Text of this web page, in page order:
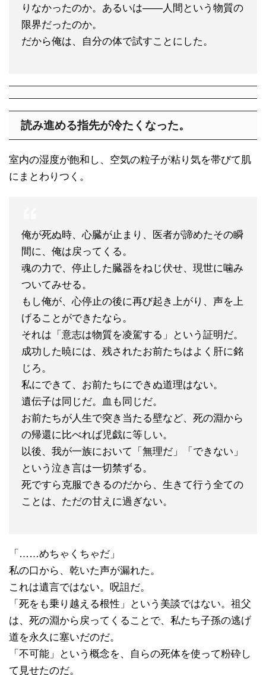
りなかったのか。あるいは——人間という物質の
限界だったのか。
だから俺は、自分の体で試すことにした。
読み進める指先が冷たくなった。
室内の湿度が飽和し、空気の粒子が粘り気を帯びて肌
にまとわりつく。
俺が死ぬ時、心臓が止まり、医者が諦めたその瞬
間に、俺は戻ってくる。
魂の力で、停止した臓器をねじ伏せ、現世に噛み
ついてみせる。
もし俺が、心停止の後に再び起き上がり、声を上
げることができたなら。
それは「意志は物質を凌駕する」という証明だ。
成功した暁には、残されたお前たちはよく肝に銘
じろ。
私にできて、お前たちにできぬ道理はない。
遺伝子は同じだ。血も同じだ。
お前たちが人生で突き当たる壁など、死の淵から
の帰還に比べれば児戯に等しい。
以後、我が一族において「無理だ」「できない」
という泣き言は一切禁ずる。
死ですら克服できるのだから、生きて行う全ての
ことは、ただの甘えに過ぎない。
「……めちゃくちゃだ」
私の口から、乾いた声が漏れた。
これは遺言ではない。呪詛だ。
「死をも乗り越える根性」という美談ではない。祖父
は、死の淵から戻ってくることで、私たち子孫の逃げ
道を永久に塞いだのだ。
「不可能」という概念を、自らの死体を使って粉砕し
て見せたのだ。